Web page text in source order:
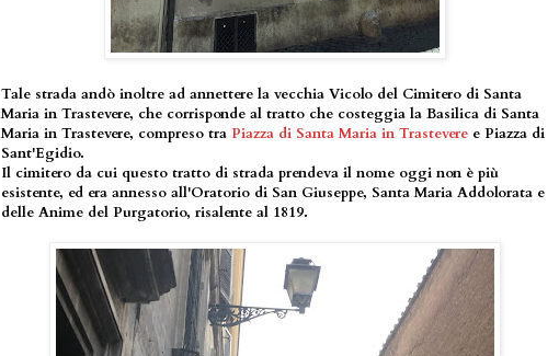
Tale strada andò inoltre ad annettere la vecchia Vicolo del Cimitero di Santa
Maria in Trastevere, che corrisponde al tratto che costeggia la Basilica di Santa
Maria in Trastevere, compreso tra Piazza di Santa Maria in Trastevere e Piazza di
Sant'Egidio.
Il cimitero da cui questo tratto di strada prendeva il nome oggi non è più
esistente, ed era annesso all'Oratorio di San Giuseppe, Santa Maria Addolorata e
delle Anime del Purgatorio, risalente al 1819.